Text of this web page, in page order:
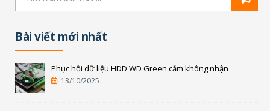
Bài viết mới nhất
Phục hồi dữ liệu HDD WD Green cắm không nhận
13/10/2025